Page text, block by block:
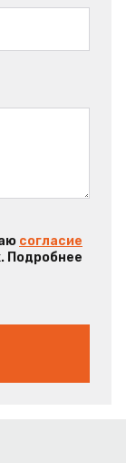
согласие
Подробнее